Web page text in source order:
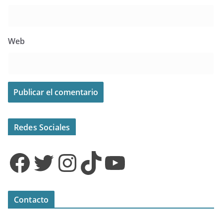
Web
Redes Sociales
Facebook Twitter InstagramTikTok YouTube
Contacto